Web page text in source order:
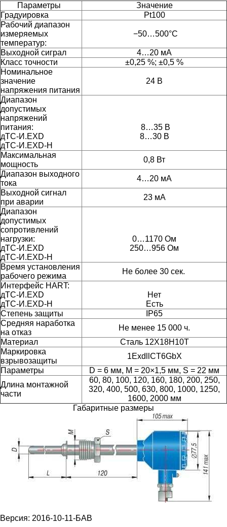
Параметры
Значение
Градуировка
Pt100
Рабочий диапазон
измеряемых
температур:
−50…500°C
Выходной сиграл
4…20 мА
Класс точности
±0,25 %; ±0,5 %
Номинальное
значение
напряжения питания
24 В
Диапазон
допустимых
напряжений
питания:
дТС-И.EXD
дТС-И.EXD-H
8…35 В
8…30 В
Максимальная
мощность
0,8 Вт
Диапазон выходного
тока
4…20 мА
Выходной сигнал
при аварии
23 мА
Диапазон
допустимых
сопротивлений
нагрузки:
дТС-И.EXD
дТС-И.EXD-H
0…1170 Ом
250…956 Ом
Время установления
рабочего режима
Не более 30 сек.
Интерфейс HART:
дТС-И.EXD
дТС-И.EXD-H
Нет
Есть
Степень защиты
IP65
Средняя наработка
на отказ
Не менее 15 000 ч.
Материал
Сталь 12Х18Н10Т
Маркировка
взрывозащиты
1ExdllCT6GbX
Параметры
D = 6 мм, M = 20×1,5 мм, S = 22 мм
Длина монтажной
части
60, 80, 100, 120, 160, 180, 200, 250,
320, 400, 500, 630, 800, 1000, 1250,
1600, 2000 мм
Габаритные размеры
Версия: 2016-10-11-БАВ